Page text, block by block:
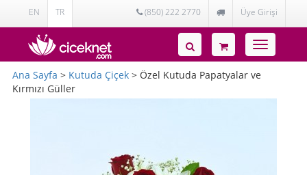
EN TR (850) 222 2770 Üye Girişi
Toggle
navigation
Ana Sayfa > Kutuda Çiçek > Özel Kutuda Papatyalar ve
Kırmızı Güller